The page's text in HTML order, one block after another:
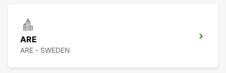
ARE
ARE - SWEDEN